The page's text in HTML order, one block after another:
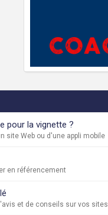
pour la vignette ?
site Web ou d'une appli mobile
en référencement
et de conseils sur vos sites